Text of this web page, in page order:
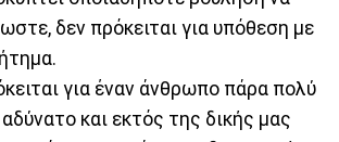
δεν πρόκειται για υπόθεση με
για έναν άνθρωπο πάρα πολύ
και εκτός της δικής μας